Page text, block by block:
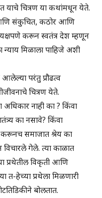
याचे चित्रण या कथांमधून येते.
संकुचित, कठोर आणि
करून स्वतंत्र देश म्हणून
न्याय मिळाला पाहिजे अशी
परंतु प्रौढत्व
चित्रण येते.
अधिकार नाही का ? किंवा
का नसावे? किंवा
करूनच समाजात श्रेय का
गेले. त्या काळात
प्रथेतील विकृती आणि
त-हेच्या प्रथेला मिळणारी
बोलतात.